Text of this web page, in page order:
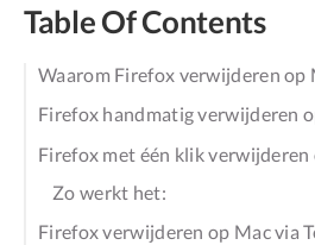
Table Of Contents
Waarom Firefox verwijderen op
Firefox handmatig verwijderen
Firefox met één klik verwijderen
Zo werkt het:
Firefox verwijderen op Mac via